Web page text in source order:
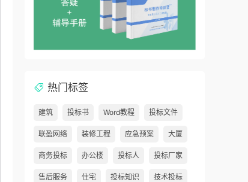
热门标签
建筑 投标书 Word教程 投标文件
联盈网络 装修工程 应急预案 大厦
商务投标 办公楼 投标人 投标厂家
售后服务 住宅 投标知识 技术投标